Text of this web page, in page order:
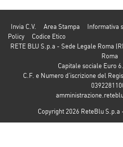
Invia C.V. Area Stampa Informativa
Policy
Codice Etico
RETE BLU S.p.a - Sede Legale Roma
Roma
Capitale sociale Euro
C.F. e Numero d’iscrizione del
Copyright 2026 ReteBlu S.p.a